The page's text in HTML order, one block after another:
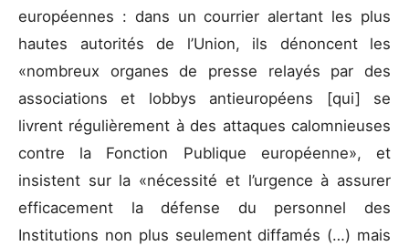
européennes : dans un courrier alertant les plus
hautes autorités de l’Union, ils dénoncent les
«nombreux organes de presse relayés par des
associations et lobbys antieuropéens [qui] se
livrent régulièrement à des attaques calomnieuses
contre la Fonction Publique européenne», et
insistent sur la «nécessité et l’urgence à assurer
efficacement la défense du personnel des
Institutions non plus seulement diffamés (…) mais